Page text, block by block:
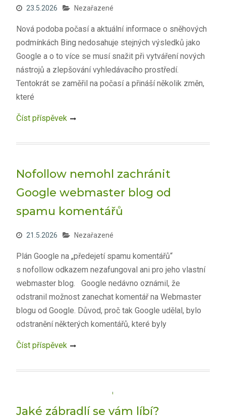
23.5.2026 Nezařazené
Nová podoba počasí a aktuální informace o sněhových
podmínkách Bing nedosahuje stejných výsledků jako
Google a o to více se musí snažit při vytváření nových
nástrojů a zlepšování vyhledávacího prostředí.
Tentokrát se zaměřil na počasí a přináší několik změn,
které
Číst příspěvek
Nofollow nemohl zachránit
Google webmaster blog od
spamu komentářů
21.5.2026 Nezařazené
Plán Google na „předejetí spamu komentářů“
s nofollow odkazem nezafungoval ani pro jeho vlastní
webmaster blog. Google nedávno oznámil, že
odstranil možnost zanechat komentář na Webmaster
blogu od Google. Důvod, proč tak Google udělal, bylo
odstranění některých komentářů, které byly
Číst příspěvek
Jaké zábradlí se vám líbí?